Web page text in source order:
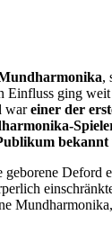
,
Einfluss ging
wareiner der
geborene Deford